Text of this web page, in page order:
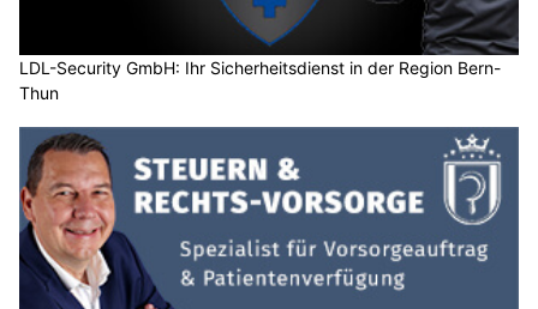
LDL-Security GmbH: Ihr Sicherheitsdienst in der Region Bern-
Thun